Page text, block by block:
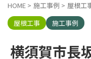
口コミ 外壁塗装工
戸建塗装 施工事例
横浜市金沢区 横須
HOME > 施工事例 > 屋根工
屋根工事
施工事例
横須賀市長